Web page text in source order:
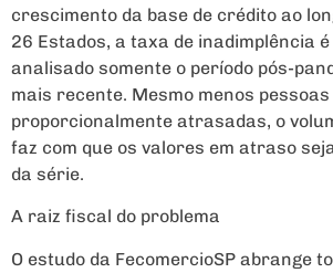
crescimento da base de crédito ao
26 Estados, a taxa de inadimplência
analisado somente o período pós-
mais recente. Mesmo menos pessoas
proporcionalmente atrasadas, o
faz com que os valores em atraso
da série.
A raiz fiscal do problema
O estudo da FecomercioSP abrange